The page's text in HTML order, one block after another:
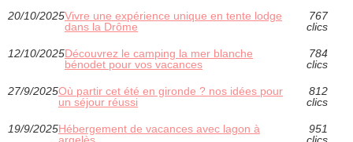
20/10/2025Vivre une expérience unique en tente lodge
dans la Drôme
767
clics
12/10/2025Découvrez le camping la mer blanche
bénodet pour vos vacances
784
clics
27/9/2025Où partir cet été en gironde ? nos idées pour
un séjour réussi
812
clics
19/9/2025Hébergement de vacances avec lagon à
951